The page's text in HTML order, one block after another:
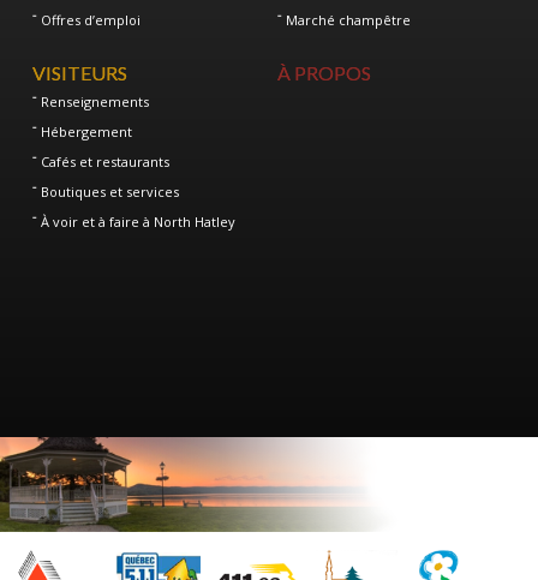
Offres d’emploi
Marché champêtre
VISITEURS
Renseignements
Hébergement
Cafés et restaurants
Boutiques et services
À voir et à faire à North Hatley
À PROPOS